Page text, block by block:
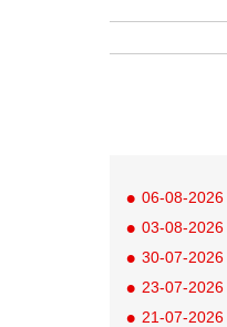
06-08-2026
03-08-2026
30-07-2026
23-07-2026
21-07-2026